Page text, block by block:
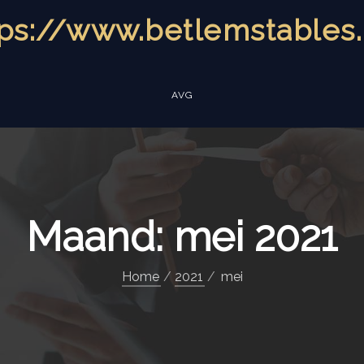
AVG
Maand: mei 2021
Home 2021 mei